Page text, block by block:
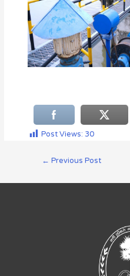
Post Views: 30
← Previous Post